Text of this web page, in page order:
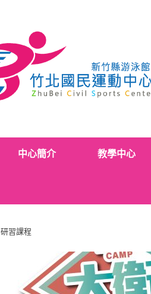
中心簡介 教學中心
研習課程